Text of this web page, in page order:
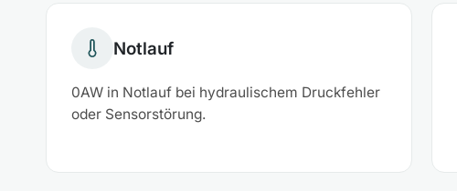
Notlauf
0AW in Notlauf bei hydraulischem Druckfehler
oder Sensorstörung.